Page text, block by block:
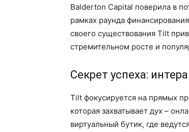
Balderton Capital поверила в
рамках раунда
своего существования Tilt
стремительном росте и
Секрет успеха:
Tilt фокусируется на прямых
которая захватывает дух –
виртуальный бутик, где